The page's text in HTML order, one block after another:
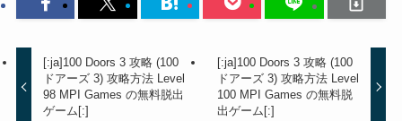
[:ja]100 Doors 3 攻略 (100
ドアーズ 3) 攻略方法 Level
98 MPI Games の無料脱出
ゲーム[:]
[:ja]100 Doors 3 攻略 (100
ドアーズ 3) 攻略方法 Level
100 MPI Games の無料脱
出ゲーム[:]